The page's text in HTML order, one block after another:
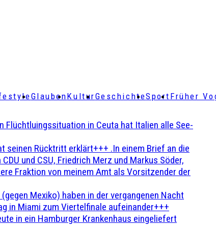
GlaubenKulturGeschichteSport Früher
Flüchtluingssituation in Ceuta hat Italien alle See-
seinen Rücktritt erklärt+++ .In einem Brief an die
und CSU, Friedrich Merz und Markus Söder,
Fraktion von meinem Amt als Vorsitzender der
Mexiko) haben in der vergangenen Nacht
in Miami zum Viertelfinale aufeinander+++
in ein Hamburger Krankenhaus eingeliefert